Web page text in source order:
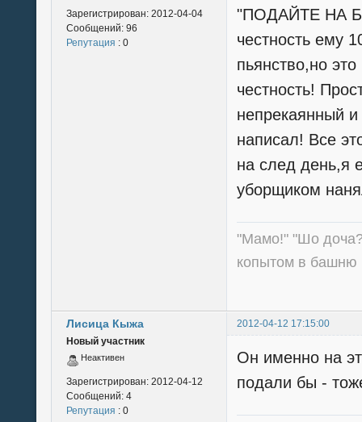
Зарегистрирован: 2012-04-04
Сообщений: 96
Репутация : 0
"ПОДАЙТЕ НА
честность ему
пьянство,но
честность!
непрекаянный
написал! Все
на след день,я
уборщиком
"Мамо!" "Шо
копытом в башню
Лисица Кыжа
2012-04-12 17:15:00
Новый участник
Неактивен
Зарегистрирован: 2012-04-12
Сообщений: 4
Репутация : 0
Он именно на
подали бы -